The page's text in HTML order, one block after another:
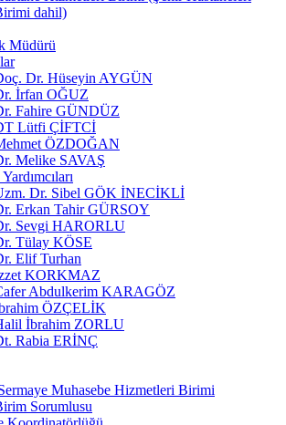
dahil)
Müdürü
Dr. Hüseyin AYGÜN
İrfan OĞUZ
Fahire GÜNDÜZ
Lütfi ÇİFTCİ
ÖZDOĞAN
Melike SAVAŞ
Dr. Sibel GÖK İNECİKLİ
Erkan Tahir GÜRSOY
Sevgi HARORLU
Tülay KÖSE
Elif Turhan
KORKMAZ
Abdulkerim KARAGÖZ
ÖZÇELİK
İbrahim ZORLU
Rabia ERİNÇ
Muhasebe Hizmetleri Birimi
Sorumlusu